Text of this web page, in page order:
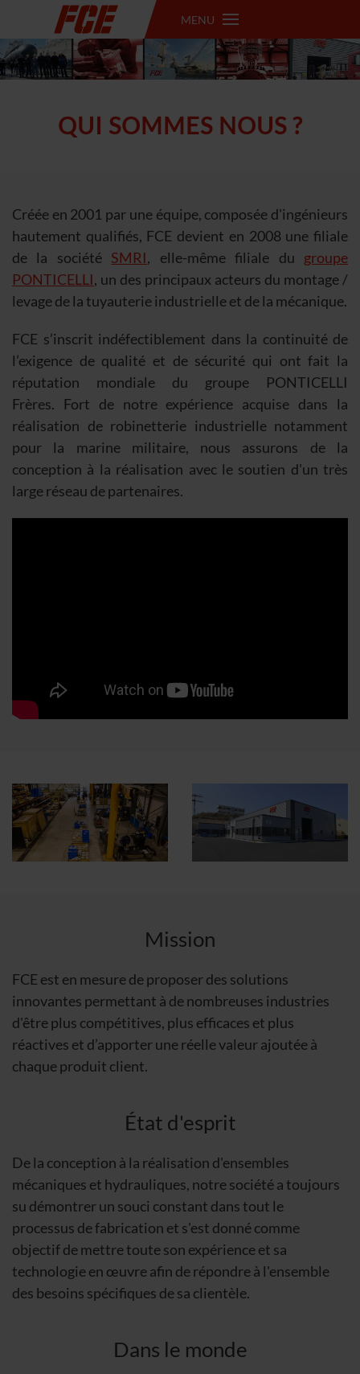
MENU
QUI SOMMES NOUS ?
Créée en 2001 par une équipe, composée d'ingénieurs
hautement qualifiés, FCE devient en 2008 une filiale
de la société SMRI, elle-même filiale du groupe
PONTICELLI, un des principaux acteurs du montage /
levage de la tuyauterie industrielle et de la mécanique.
FCE s’inscrit indéfectiblement dans la continuité de
l’exigence de qualité et de sécurité qui ont fait la
réputation mondiale du groupe
PONTICELLI
Frères. Fort de notre expérience acquise dans la
réalisation de robinetterie industrielle notamment
pour la marine militaire, nous assurons de la
conception à la réalisation avec le soutien d'un très
large réseau de partenaires.
Mission
FCE est en mesure de proposer des solutions
innovantes permettant à de nombreuses industries
d'être plus compétitives, plus efficaces et plus
réactives et d’apporter une réelle valeur ajoutée à
chaque produit client.
État d'esprit
De la conception à la réalisation d'ensembles
mécaniques et hydrauliques, notre société a toujours
su démontrer un souci constant dans tout le
processus de fabrication et s'est donné comme
objectif de mettre toute son expérience et sa
technologie en œuvre afin de répondre à l'ensemble
des besoins spécifiques de sa clientèle.
Dans le monde